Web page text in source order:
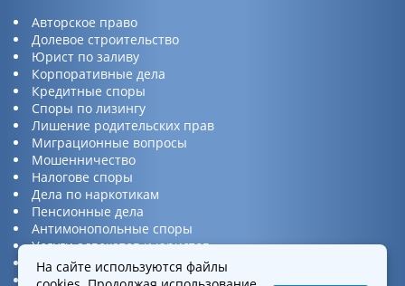
Авторское право
Долевое строительство
Юрист по заливу
Корпоративные дела
Кредитные споры
Споры по лизингу
Лишение родительских прав
Миграционные вопросы
Мошенничество
Налогове споры
Дела по наркотикам
Пенсионные дела
Антимонопольные споры
Услуги адвокатов и юристов
Юридическая консультация
Споры по ДТП
На сайте используются файлы